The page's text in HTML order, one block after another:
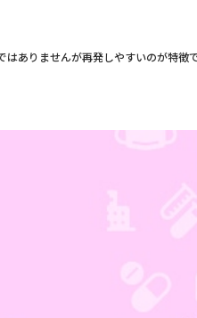
ありませんが再発しやすいのが特